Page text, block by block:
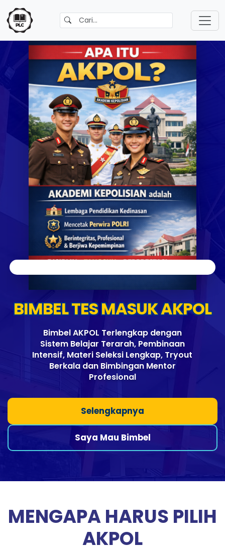
BIMBEL TES MASUK AKPOL
Bimbel AKPOL Terlengkap dengan
Sistem Belajar Terarah, Pembinaan
Intensif, Materi Seleksi Lengkap, Tryout
Berkala dan Bimbingan Mentor
Profesional
Selengkapnya
Saya Mau Bimbel
MENGAPA HARUS PILIH
AKPOL